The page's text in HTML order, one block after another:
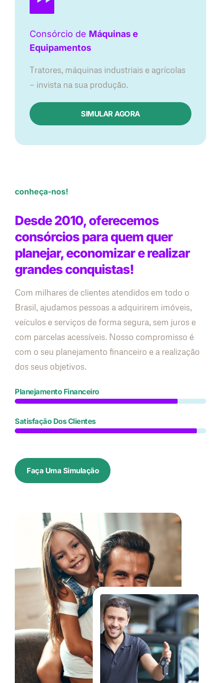
Consórcio de Máquinas e
Equipamentos
Tratores, máquinas industriais e agrícolas
— invista na sua produção.
SIMULAR AGORA
conheça-nos!
Desde 2010, oferecemos
consórcios para quem quer
planejar, economizar e realizar
grandes conquistas!
Com milhares de clientes atendidos em todo o
Brasil, ajudamos pessoas a adquirirem imóveis,
veículos e serviços de forma segura, sem juros e
com parcelas acessíveis. Nosso compromisso é
com o seu planejamento financeiro e a realização
dos seus objetivos.
Planejamento Financeiro
Satisfação Dos Clientes
Faça Uma Simulação